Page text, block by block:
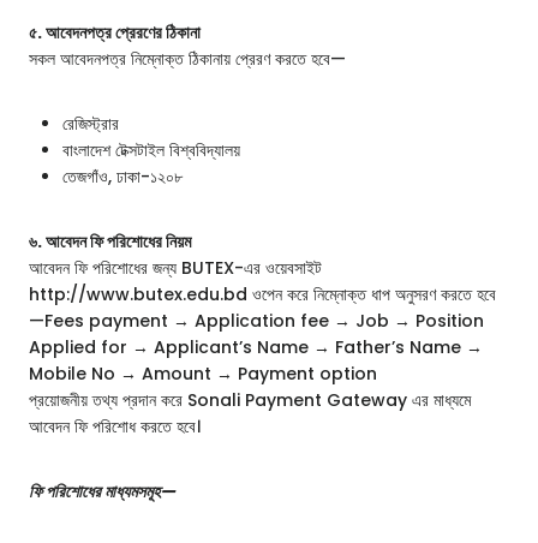
৫. আবেদনপত্র প্রেরণের ঠিকানা
সকল আবেদনপত্র নিম্নোক্ত ঠিকানায় প্রেরণ করতে হবে—
রেজিস্ট্রার
বাংলাদেশ টেক্সটাইল বিশ্ববিদ্যালয়
তেজগাঁও, ঢাকা-১২০৮
৬. আবেদন ফি পরিশোধের নিয়ম
আবেদন ফি পরিশোধের জন্য BUTEX-এর ওয়েবসাইট
http://www.butex.edu.bd ওপেন করে নিম্নোক্ত ধাপ অনুসরণ করতে হবে
—Fees payment → Application fee → Job → Position
Applied for → Applicant’s Name → Father’s Name →
Mobile No → Amount → Payment option
প্রয়োজনীয় তথ্য প্রদান করে Sonali Payment Gateway এর মাধ্যমে
আবেদন ফি পরিশোধ করতে হবে।
ফি পরিশোধের মাধ্যমসমূহ—